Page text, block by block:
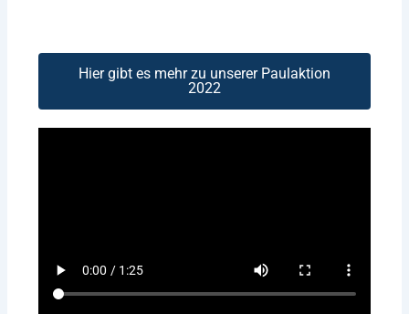
Hier gibt es mehr zu unserer Paulaktion
2022